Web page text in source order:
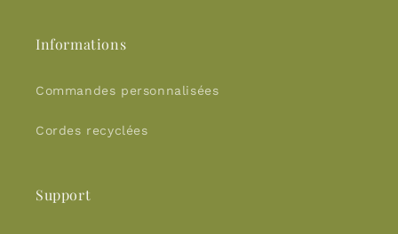
Informations
Commandes personnalisées
Cordes recyclées
Support